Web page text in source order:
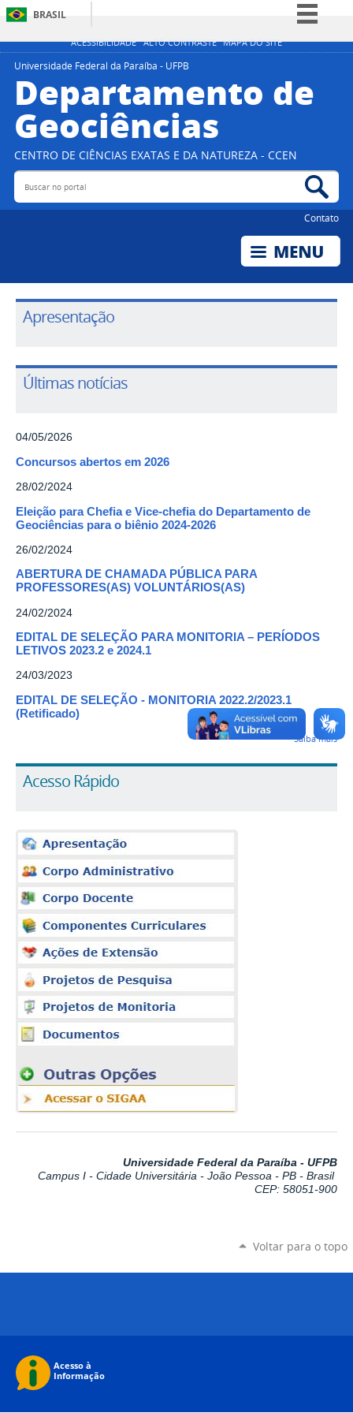
ACESSIBILIDADE ALTO CONTRASTE MAPA DO SITE
BRASIL
Simplifique!
Participe
Universidade Federal da Paraíba - UFPB
Departamento de
Geociências
CENTRO DE CIÊNCIAS EXATAS E DA NATUREZA - CCEN
Buscar no portal
Contato
Apresentação
Últimas notícias
04/05/2026
Concursos abertos em 2026
28/02/2024
Eleição para Chefia e Vice-chefia do Departamento de
Geociências para o biênio 2024-2026
26/02/2024
ABERTURA DE CHAMADA PÚBLICA PARA
PROFESSORES(AS) VOLUNTÁRIOS(AS)
24/02/2024
EDITAL DE SELEÇÃO PARA MONITORIA – PERÍODOS
LETIVOS 2023.2 e 2024.1
24/03/2023
EDITAL DE SELEÇÃO - MONITORIA 2022.2/2023.1
(Retificado)
Saiba mais
Acesso Rápido
Universidade Federal da Paraíba - UFPB
Campus I - Cidade Universitária - João Pessoa - PB - Brasil
CEP: 58051-900
Voltar para o topo